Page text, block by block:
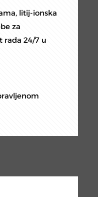
litij-ionska
za
rada 24/7 u